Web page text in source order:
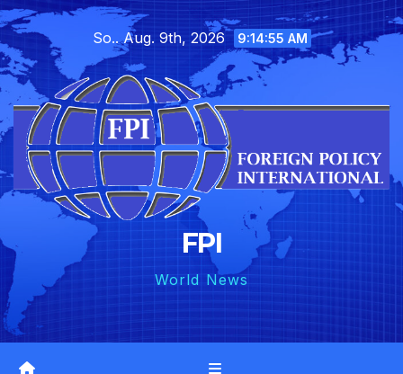
Skip
to
content
So.. Aug. 9th, 2026 9:14:56 AM
FPI
World News